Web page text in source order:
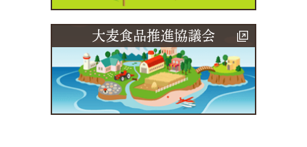
大麦食品推進協議会